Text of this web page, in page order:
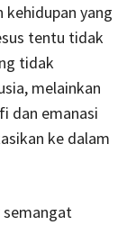
yang
tentu tidak
tidak
melainkan
dan emanasi
ke dalam
semangat